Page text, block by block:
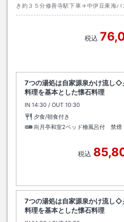
き約３５分修善寺駅下車→中伊豆東海バ
の森・河津行き約２５分嵯峨沢温泉下
税込
7つの湯処は自家源泉かけ流し◇
料理を基本とした懐石料理
IN チェックイン
14:30 / OUT チェックアウト
10:30
夕食/朝食付き
向月亭和室2ベッド檜風呂付 禁煙
税込
7つの湯処は自家源泉かけ流し◇
料理を基本とした懐石料理